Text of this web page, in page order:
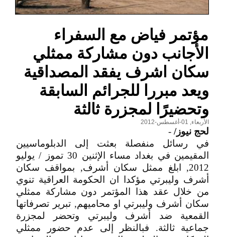
مؤتمر فياض مع السفراء
الأجانب دون مشاركة ممثلي
سكان اشرف يفقد المصداقية
ويعد مبررا للجرائم السابقة
وتحضيرًا لمجزرة ثالثة
الأربعاء, 01-أغسطس-2012
لحج نيوز/ -
في رسائل منفصلة بعثت إلى الدبلوماسيين
المقيمين في بغداد مساء الإثنين 30 تموز / يوليو
2012, ابلغ ممثل سكان أشرف, بمواقف سكان
أشرف وليبرتي مؤكدا ان الحكومة العراقية تنوي
من خلال عقد هذا المؤتمر دون مشاركة ممثلي
سكان أشرف وليبرتي او محاميهم, تبرير تصرفاتها
القمعية ضد أشرف وليبرتي وتحضر لمجزرة
جماعية ثالثة. فبالنظر إلى عدم حضور ممثلي